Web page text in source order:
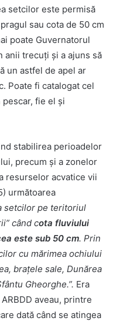
setcilor este permisă
sau cota de 50 cm
poate Guvernatorul
anii trecuți și a ajuns să
un astfel de apel ar
Poate fi catalogat cel
fie el și
stabilirea perioadelor
precum şi a zonelor
resurselor acvatice vii
următoarea
setcilor pe teritoriul
când cota fluviului
este sub 50 cm. Prin
cu mărimea ochiului
braţele sale, Dunărea
Gheorghe.”. Era
aveau, printre
dată când se atingea